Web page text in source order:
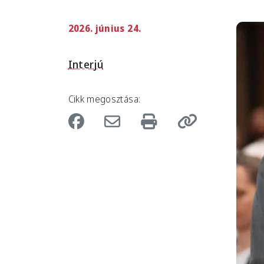
2026. június 24.
Interjú
Cikk megosztása: